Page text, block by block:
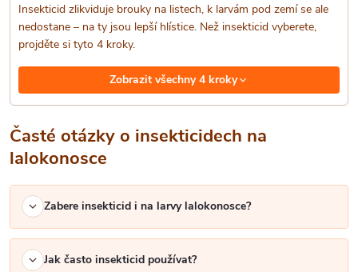
v
k
y
v
ý
p
i
Insekticid zlikviduje brouky na listech, k larvám pod zemí se ale
nedostane – na ty jsou lepší hlístice. Než insekticid vyberete,
projděte si tyto 4 kroky.
Zobrazit všechny 4 kroky
Časté otázky o insekticidech na
lalokonosce
Zabere insekticid i na larvy lalokonosce?
Jak často insekticid používat?